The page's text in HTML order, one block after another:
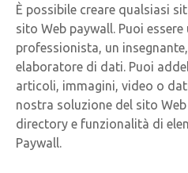
È possibile creare qualsiasi
sito Web paywall. Puoi
professionista, un
elaboratore di dati. Puoi
articoli, immagini, video o
nostra soluzione del sito
directory e funzionalità di
Paywall.